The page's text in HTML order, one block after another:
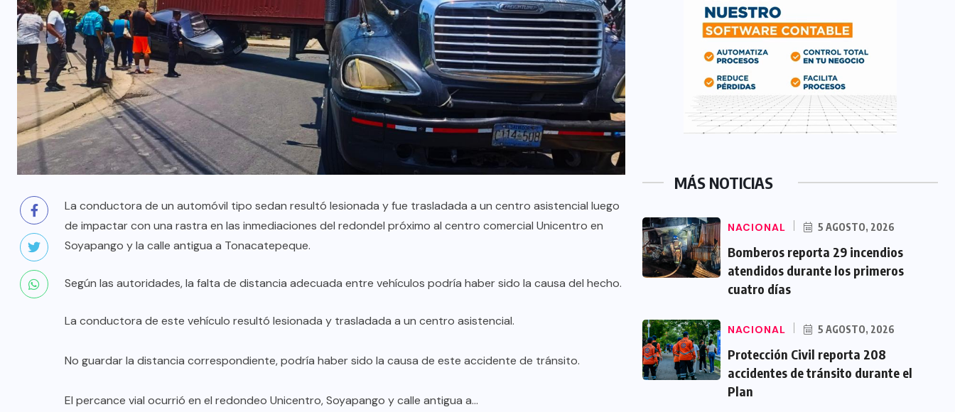
La conductora de un automóvil tipo sedan resultó lesionada y fue trasladada a un centro asistencial luego
de impactar con una rastra en las inmediaciones del redondel próximo al centro comercial Unicentro en
Soyapango y la calle antigua a Tonacatepeque.
Según las autoridades, la falta de distancia adecuada entre vehículos podría haber sido la causa del hecho.
La conductora de este vehículo resultó lesionada y trasladada a un centro asistencial.
No guardar la distancia correspondiente, podría haber sido la causa de este accidente de tránsito.
El percance vial ocurrió en el redondeo Unicentro, Soyapango y calle antigua a…
MÁS NOTICIAS
NACIONAL 5 AGOSTO, 2026
Bomberos reporta 29 incendios
atendidos durante los primeros
cuatro días
NACIONAL 5 AGOSTO, 2026
Protección Civil reporta 208
accidentes de tránsito durante el
Plan